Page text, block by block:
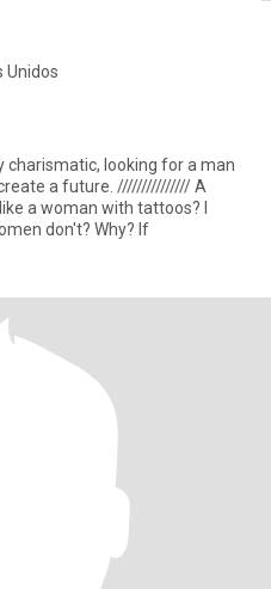
Unidos
charismatic, looking for a man
a future. /////////////// A
a woman with tattoos? I
don't? Why? If